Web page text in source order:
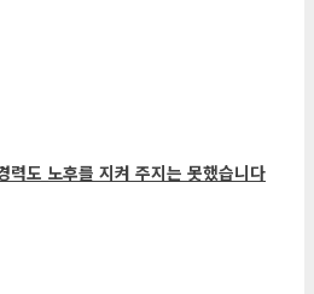
도 노후를 지켜 주지는 못했습니다